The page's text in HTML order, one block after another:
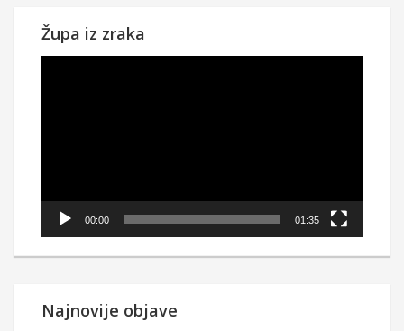
Župa iz zraka
00:00 01:35
Najnovije objave